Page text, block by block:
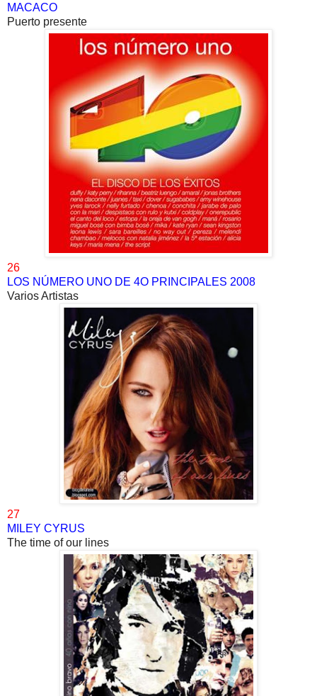
MACACO
Puerto presente
26
LOS NÚMERO UNO DE 4O PRINCIPALES 2008
Varios Artistas
27
MILEY CYRUS
The time of our lines